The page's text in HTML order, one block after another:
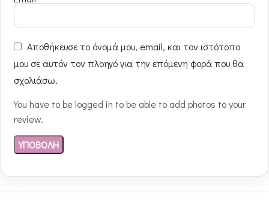
Αποθήκευσε το όνομά μου, email, και τον ιστότοπο
μου σε αυτόν τον πλοηγό για την επόμενη φορά που θα
σχολιάσω.
You have to be logged in to be able to add photos to your
review.